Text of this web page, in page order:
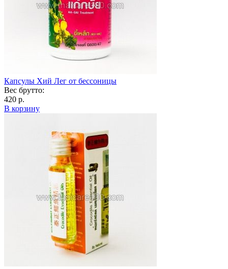
Капсулы Хий Лег от бессоницы
Вес брутто:
420 р.
В корзину